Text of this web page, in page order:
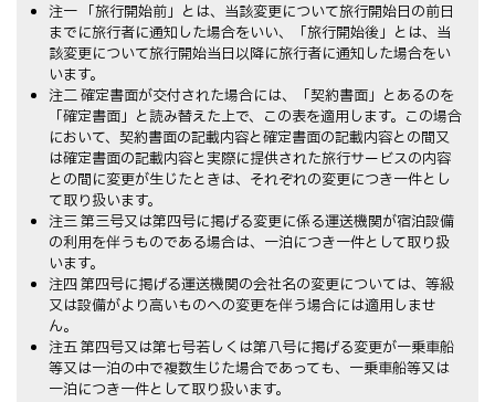
注一 「旅行開始前」とは、当該変更について旅行開始日の前日
までに旅行者に通知した場合をいい、「旅行開始後」とは、当
該変更について旅行開始当日以降に旅行者に通知した場合をい
います。
注二 確定書面が交付された場合には、「契約書面」とあるのを
「確定書面」と読み替えた上で、この表を適用します。この場合
において、契約書面の記載内容と確定書面の記載内容との間又
は確定書面の記載内容と実際に提供された旅行サービスの内容
との間に変更が生じたときは、それぞれの変更につき一件とし
て取り扱います。
注三 第三号又は第四号に掲げる変更に係る運送機関が宿泊設備
の利用を伴うものである場合は、一泊につき一件として取り扱
います。
注四 第四号に掲げる運送機関の会社名の変更については、等級
又は設備がより高いものへの変更を伴う場合には適用しませ
ん。
注五 第四号又は第七号若しくは第八号に掲げる変更が一乗車船
等又は一泊の中で複数生じた場合であっても、一乗車船等又は
一泊につき一件として取り扱います。